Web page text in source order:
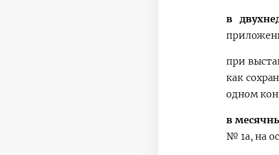
в
при
как
одном
в
№ 1а, на